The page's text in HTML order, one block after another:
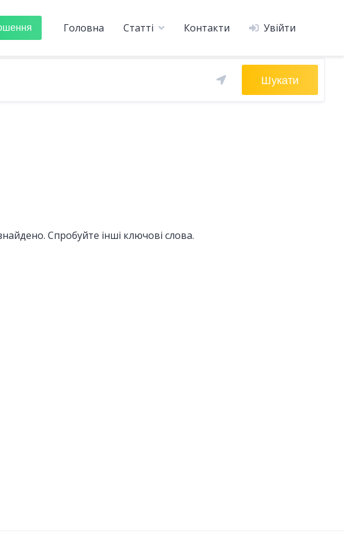
Головна Статті Контакти Увійти
Шукати
Спробуйте інші ключові слова.